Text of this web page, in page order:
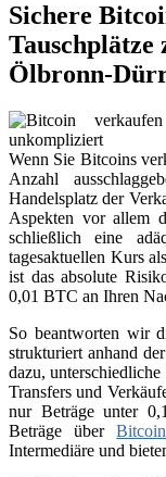
Sichere
Ölbronn-
Wenn Sie Bitcoins
Anzahl
Handelsplatz der
Aspekten vor allem
schließlich eine
tagesaktuellen Kurs
ist das absolute
0,01 BTC an Ihren
So beantworten wir
strukturiert anhand
dazu,
Transfers und
nur Beträge unter
Beträge über
Intermediäre und